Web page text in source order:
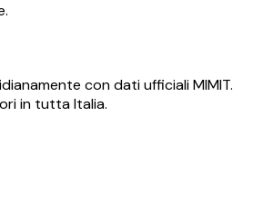
con dati ufficiali MIMIT.
in tutta Italia.